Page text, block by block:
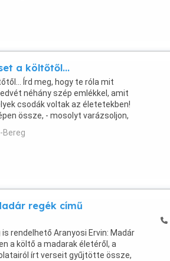
a költőtől...
Írd meg, hogy te róla mit
néhány szép emlékkel, amit
csodák voltak az életetekben!
össze, - mosolyt varázsoljon,
Bereg
regék című
rendelhető Aranyosi Ervin: Madár
a költő a madarak életéről, a
írt verseit gyűjtötte össze,